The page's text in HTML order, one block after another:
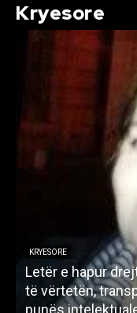
Kryesore
KRYESORE
Letër e hapur
të vërtetën,